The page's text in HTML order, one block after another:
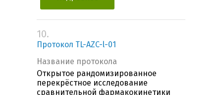
10.
Протокол TL-AZC-l-01
Название протокола
Открытое рандомизированное
перекрёстное исследование
сравнительной фармакокинетики